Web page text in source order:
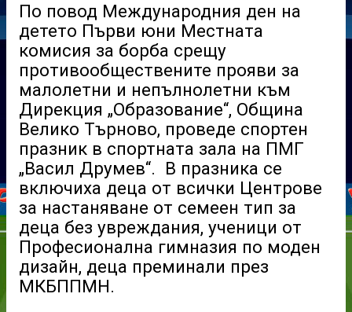
По повод Международния ден на
детето Първи юни Местната
комисия за борба срещу
противообществените прояви за
малолетни и непълнолетни към
Дирекция „Образование“, Община
Велико Търново, проведе спортен
празник в спортната зала на ПМГ
„Васил Друмев“. В празника се
включиха деца от всички Центрове
за настаняване от семеен тип за
деца без увреждания, ученици от
Професионална гимназия по моден
дизайн, деца преминали през
МКБППМН.